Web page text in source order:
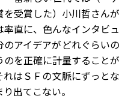
受賞した）小川哲さんが
直に、色んなインタビュ
アイデアがどれぐらいの
を正確に計量することが
はＳＦの文脈にずっとな
出てこない。